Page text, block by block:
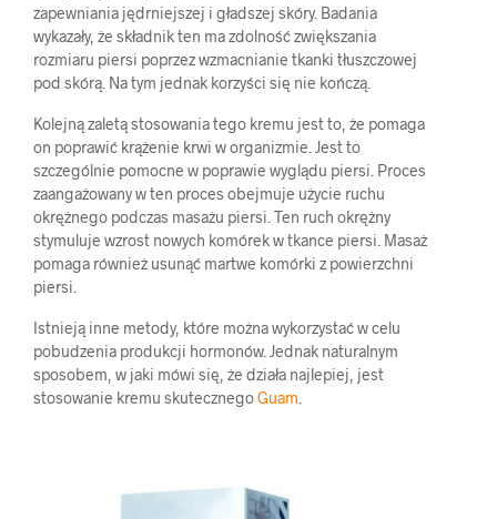
zapewniania jędrniejszej i gładszej skóry. Badania
wykazały, że składnik ten ma zdolność zwiększania
rozmiaru piersi poprzez wzmacnianie tkanki tłuszczowej
pod skórą. Na tym jednak korzyści się nie kończą.
Kolejną zaletą stosowania tego kremu jest to, że pomaga
on poprawić krążenie krwi w organizmie. Jest to
szczególnie pomocne w poprawie wyglądu piersi. Proces
zaangażowany w ten proces obejmuje użycie ruchu
okrężnego podczas masażu piersi. Ten ruch okrężny
stymuluje wzrost nowych komórek w tkance piersi. Masaż
pomaga również usunąć martwe komórki z powierzchni
piersi.
Istnieją inne metody, które można wykorzystać w celu
pobudzenia produkcji hormonów. Jednak naturalnym
sposobem, w jaki mówi się, że działa najlepiej, jest
stosowanie kremu skutecznegoGuam